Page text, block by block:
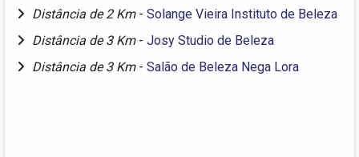
Distância de 2 Km - Solange Vieira Instituto de Beleza
Distância de 3 Km - Josy Studio de Beleza
Distância de 3 Km - Salão de Beleza Nega Lora